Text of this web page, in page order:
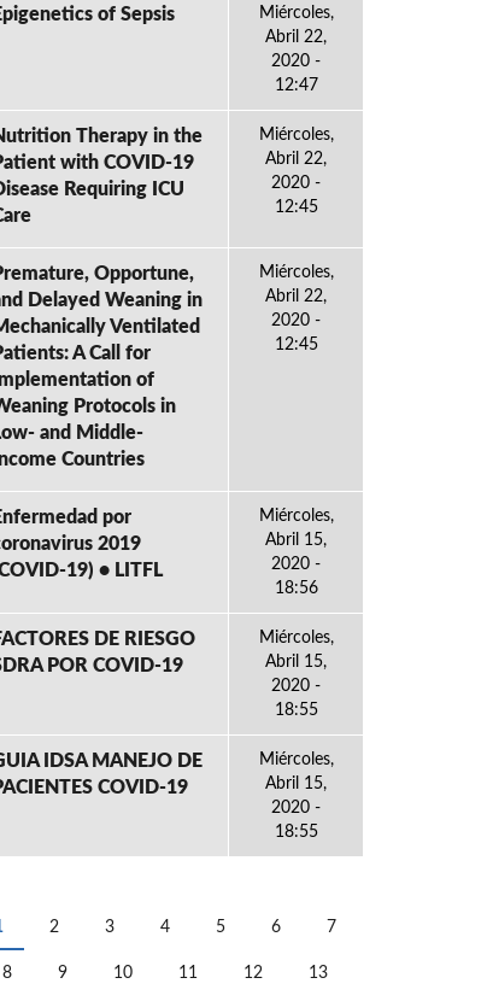
of Sepsis
Miércoles,
Abril 22,
2020 -
12:47
Therapy in the
with COVID-19
Requiring ICU
Miércoles,
Abril 22,
2020 -
12:45
Opportune,
Delayed Weaning in
Ventilated
A Call for
of
Protocols in
and Middle-
Countries
Miércoles,
Abril 22,
2020 -
12:45
por
2019
19) • LITFL
Miércoles,
Abril 15,
2020 -
18:56
DE RIESGO
POR COVID-19
Miércoles,
Abril 15,
2020 -
18:55
IDSA MANEJO DE
COVID-19
Miércoles,
Abril 15,
2020 -
18:55
2 3 4 5 6 7
8 9 10 11 12 13